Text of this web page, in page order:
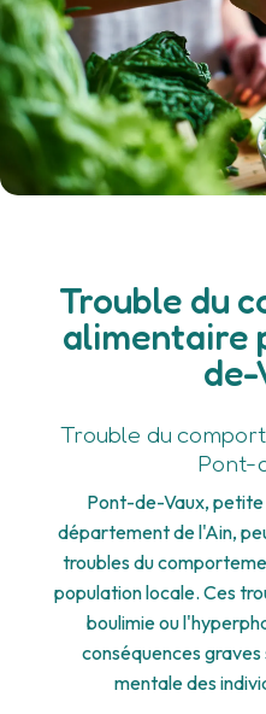
Trouble du
alimentaire
de-
Trouble du
Pont-
Pont-de-Vaux,
département de l'Ain,
troubles du
population locale. Ces
boulimie ou
conséquences
mentale des